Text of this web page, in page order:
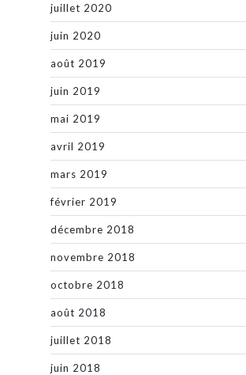
juillet 2020
juin 2020
août 2019
juin 2019
mai 2019
avril 2019
mars 2019
février 2019
décembre 2018
novembre 2018
octobre 2018
août 2018
juillet 2018
juin 2018